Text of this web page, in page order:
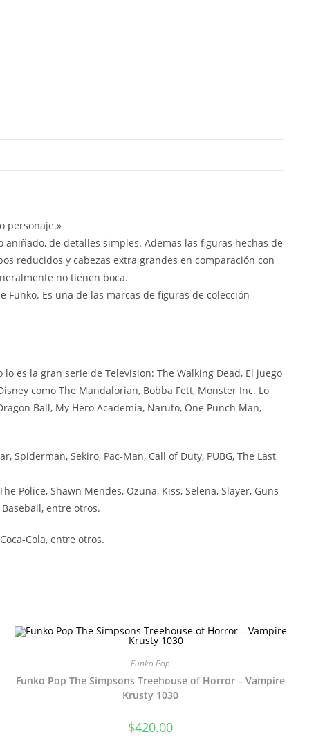
personaje.»
de detalles simples. Ademas las figuras hechas de
reducidos y cabezas extra grandes en comparación con
no tienen boca.
Es una de las marcas de figuras de colección
es la gran serie de Television: The Walking Dead, El juego
como The Mandalorian, Bobba Fett, Monster Inc. Lo
Ball, My Hero Academia, Naruto, One Punch Man,
Spiderman, Sekiro, Pac-Man, Call of Duty, PUBG, The Last
Police, Shawn Mendes, Ozuna, Kiss, Selena, Slayer, Guns
entre otros.
Cola, entre otros.
Funko Pop
Funko Pop The Simpsons Treehouse of Horror – Vampire
Krusty 1030
$420.00